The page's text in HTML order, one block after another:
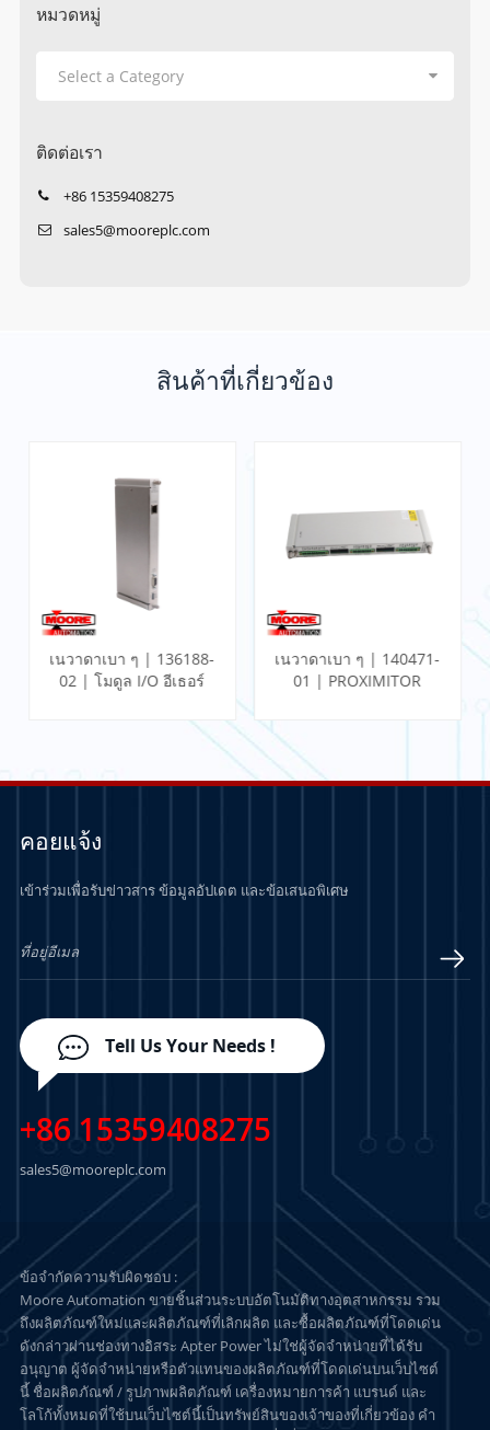
หมวดหมู่
ติดต่อเรา
+86 15359408275
sales5@mooreplc.com
สินค้าที่เกี่ยวข้อง
เนวาดาเบา ๆ | 136188-
02 | โมดูล I/O อีเธอร์
เนวาดาเบา ๆ | 140471-
01 | PROXIMITOR
พร้อมการสิ้นสุดภายใน
คอยแจ้ง
เข้าร่วมเพื่อรับข่าวสาร ข้อมูลอัปเดต และข้อเสนอพิเศษ
Tell Us Your Needs !
+86 15359408275
sales5@mooreplc.com
ข้อจำกัดความรับผิดชอบ :
Moore Automation ขายชิ้นส่วนระบบอัตโนมัติทางอุตสาหกรรม รวม
ถึงผลิตภัณฑ์ใหม่และผลิตภัณฑ์ที่เลิกผลิต และซื้อผลิตภัณฑ์ที่โดดเด่น
ดังกล่าวผ่านช่องทางอิสระ Apter Power ไม่ใช่ผู้จัดจำหน่ายที่ได้รับ
อนุญาต ผู้จัดจำหน่ายหรือตัวแทนของผลิตภัณฑ์ที่โดดเด่นบนเว็บไซต์
นี้ ชื่อผลิตภัณฑ์ / รูปภาพผลิตภัณฑ์ เครื่องหมายการค้า แบรนด์ และ
โลโก้ทั้งหมดที่ใช้บนเว็บไซต์นี้เป็นทรัพย์สินของเจ้าของที่เกี่ยวข้อง คำ